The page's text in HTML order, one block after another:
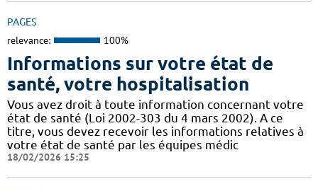
PAGES
relevance: 100%
Informations sur votre état de
santé, votre hospitalisation
Vous avez droit à toute information concernant votre
état de santé (Loi 2002-303 du 4 mars 2002). A ce
titre, vous devez recevoir les informations relatives à
votre état de santé par les équipes médic
18/02/2026 15:25